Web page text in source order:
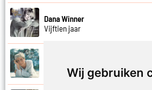
Wij gebruiken
Dana Winner
Vijftien jaar
Vleugels